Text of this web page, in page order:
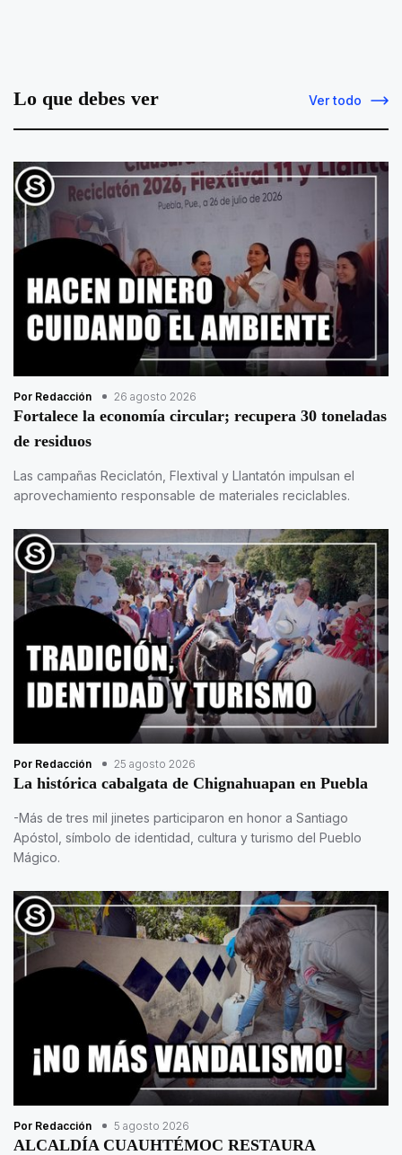
Lo que debes ver Ver todo
Por Redacción 26 agosto 2026
Fortalece la economía circular; recupera 30 toneladas
de residuos
Las campañas Reciclatón, Flextival y Llantatón impulsan el
aprovechamiento responsable de materiales reciclables.
Por Redacción 25 agosto 2026
La histórica cabalgata de Chignahuapan en Puebla
-Más de tres mil jinetes participaron en honor a Santiago
Apóstol, símbolo de identidad, cultura y turismo del Pueblo
Mágico.
Por Redacción 5 agosto 2026
ALCALDÍA CUAUHTÉMOC RESTAURA